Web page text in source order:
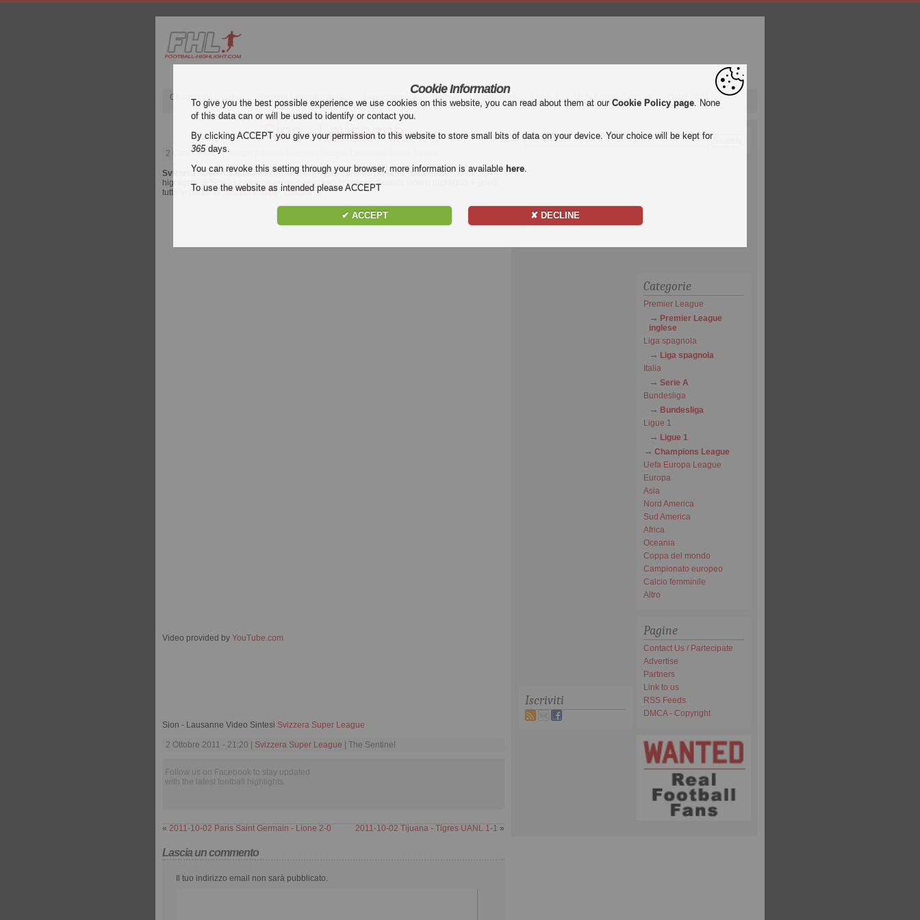
Champions League Premier League inglese Liga spagnola Serie A Ligue 1 Uefa Europa League Qatar 2022
Sion - Lausanne
2 Ottobre 2011| Svizzera Super League | Sion vs Lausanne Video Sintesi
Svizzera Super Leaguevideo sintesi highlights della partita Sion - Lausanne. Guarda gli
highlights di Sion - Lausanne gratis su Football Highlight. Guarda sintesi highlights e gol di
tutte le partite diSvizzera Super League ..
Video provided by YouTube.com
Sion - Lausanne Video Sintesi Svizzera Super League
2 Ottobre 2011 - 21:20 | Svizzera Super League | The Sentinel
Follow us on Facebook to stay updated
with the latest football highlights.
« 2011-10-02 Paris Saint Germain - Lione 2-0 2011-10-02 Tijuana - Tigres UANL 1-1 »
Lascia un commento
Il tuo indirizzo email non sarà pubblicato.
Iscriviti
Categorie
Premier League
Premier League
inglese
Liga spagnola
Liga spagnola
Italia
Serie A
Bundesliga
Bundesliga
Ligue 1
Ligue 1
Champions League
Uefa Europa League
Europa
Asia
Nord America
Sud America
Africa
Oceania
Coppa del mondo
Campionato europeo
Calcio femminile
Altro
Pagine
Contact Us / Partecipate
Advertise
Partners
Link to us
RSS Feeds
DMCA - Copyright
Cookie Information
To give you the best possible experience we use cookies on this website, you can read about them at our Cookie Policy page. None
of this data can or will be used to identify or contact you.
By clicking ACCEPT you give your permission to this website to store small bits of data on your device. Your choice will be kept for
365days.
You can revoke this setting through your browser, more information is available here.
To use the website as intended please ACCEPT
✔ ACCEPT ✘ DECLINE